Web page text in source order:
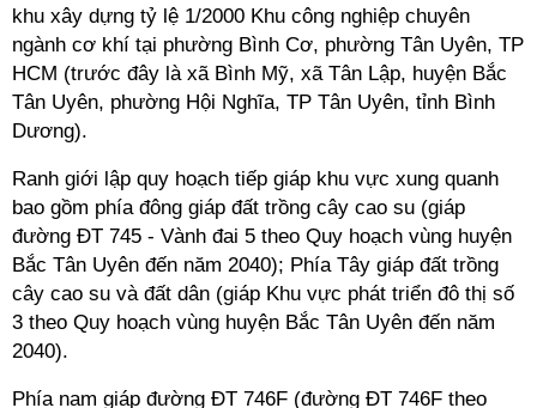
khu xây dựng tỷ lệ 1/2000 Khu công nghiệp chuyên
ngành cơ khí tại phường Bình Cơ, phường Tân Uyên, TP
HCM (trước đây là xã Bình Mỹ, xã Tân Lập, huyện Bắc
Tân Uyên, phường Hội Nghĩa, TP Tân Uyên, tỉnh Bình
Dương).
Ranh giới lập quy hoạch tiếp giáp khu vực xung quanh
bao gồm phía đông giáp đất trồng cây cao su (giáp
đường ĐT 745 - Vành đai 5 theo Quy hoạch vùng huyện
Bắc Tân Uyên đến năm 2040); Phía Tây giáp đất trồng
cây cao su và đất dân (giáp Khu vực phát triển đô thị số
3 theo Quy hoạch vùng huyện Bắc Tân Uyên đến năm
2040).
Phía nam giáp đường ĐT 746F (đường ĐT 746F theo